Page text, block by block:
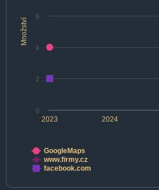
Množství
2024
2023
2
4
6
0
GoogleMaps
www.firmy.cz
facebook.com